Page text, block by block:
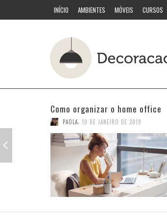
INÍCIO AMBIENTES MÓVEIS CURSOS
Como acertar nas combinações
coloridas
PAOLA, 3 DE JANEIRO DE 2019